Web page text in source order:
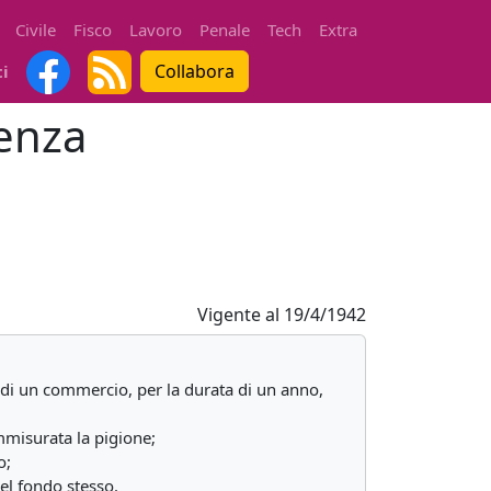
Civile Fisco Lavoro Penale Tech
Extra
Collabora
Vigente al 19/4/1942
un commercio, per la durata di un anno,
la pigione;
fondo stesso.